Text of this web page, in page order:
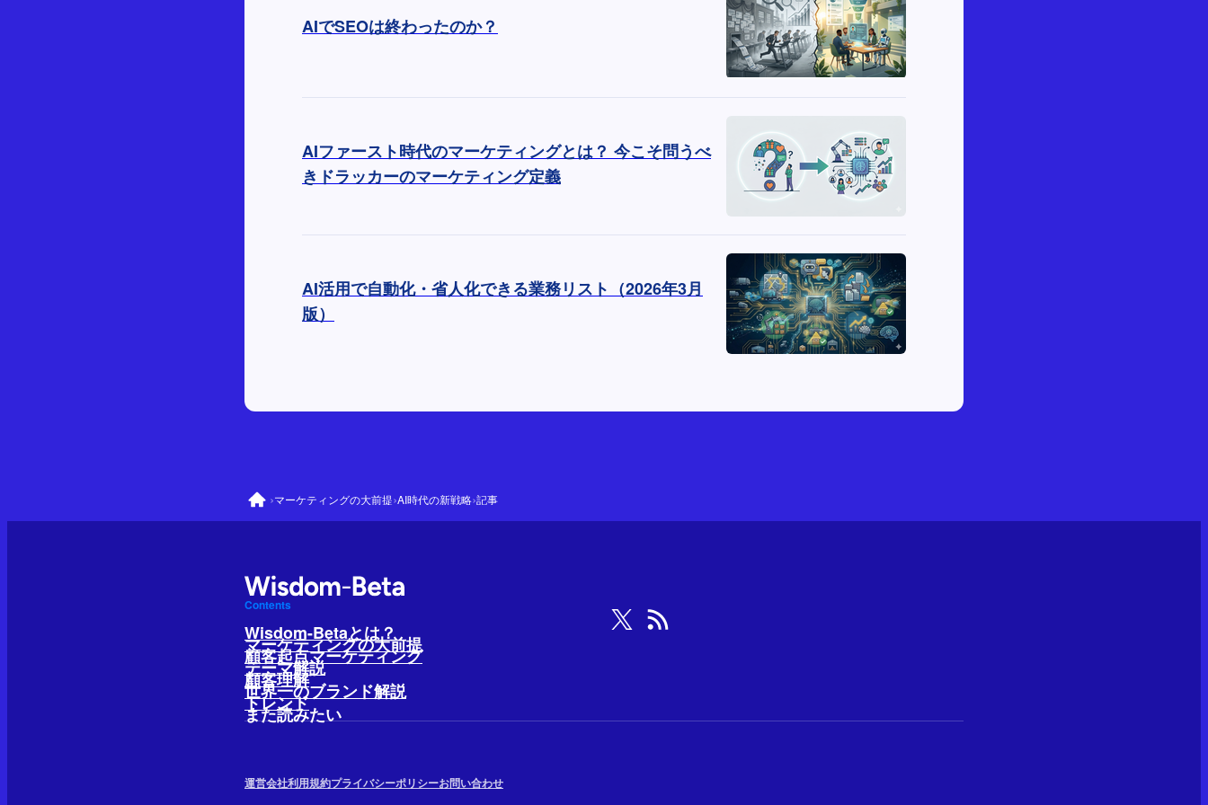
AIでSEOは終わったのか？
AIファースト時代のマーケティングとは？ 今こそ問うべ
きドラッカーのマーケティング定義
AI活用で自動化・省人化できる業務リスト（2026年3月
版）
›マーケティングの大前提›AI時代の新戦略›記事
Contents
Wisdom-Betaとは？
マーケティングの大前提
顧客起点マーケティング
テーマ解説
顧客理解
世界一のブランド解説
トレンド
また読みたい
運営会社利用規約プライバシーポリシーお問い合わせ